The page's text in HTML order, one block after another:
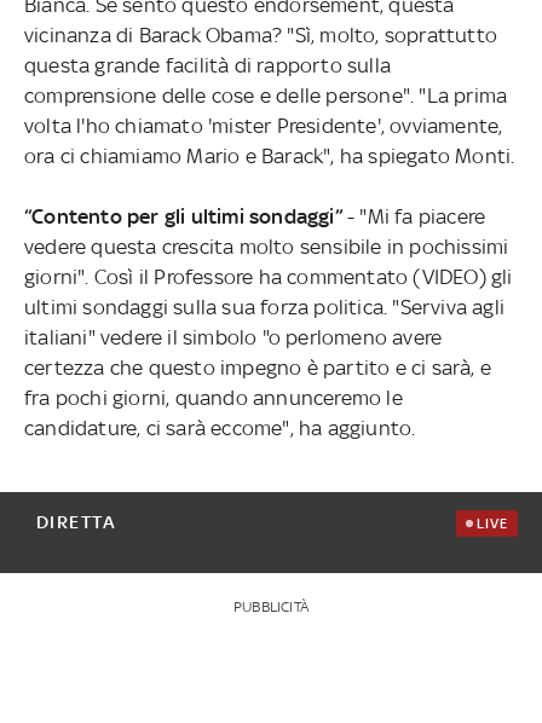
vicinanza di Barack Obama? "Sì, molto, soprattutto
questa grande facilità di rapporto sulla
comprensione delle cose e delle persone". "La prima
volta l'ho chiamato 'mister Presidente', ovviamente,
ora ci chiamiamo Mario e Barack", ha spiegato Monti.
“Contento per gli ultimi sondaggi” - "Mi fa piacere
vedere questa crescita molto sensibile in pochissimi
giorni". Così il Professore ha commentato (VIDEO) gli
ultimi sondaggi sulla sua forza politica. "Serviva agli
italiani" vedere il simbolo "o perlomeno avere
certezza che questo impegno è partito e ci sarà, e
fra pochi giorni, quando annunceremo le
candidature, ci sarà eccome", ha aggiunto.
DIRETTA LIVE
PUBBLICITÀ